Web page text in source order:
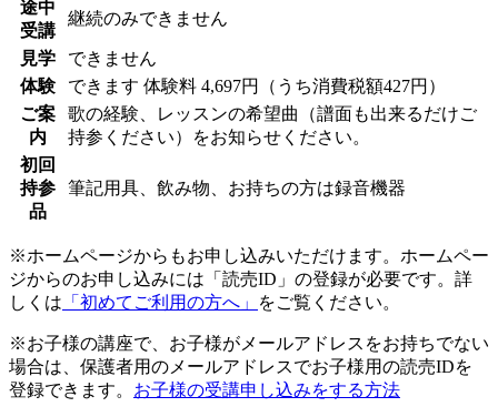
途中
受講
継続のみできません
見学
できません
体験
できます 体験料 4,697円（うち消費税額427円）
ご案
内
歌の経験、レッスンの希望曲（譜面も出来るだけご
持参ください）をお知らせください。
初回
持参
品
筆記用具、飲み物、お持ちの方は録音機器
※ホームページからもお申し込みいただけます。ホームペー
ジからのお申し込みには「読売ID」の登録が必要です。詳
しくは 「初めてご利用の方へ」 をご覧ください。
※お子様の講座で、お子様がメールアドレスをお持ちでない
場合は、保護者用のメールアドレスでお子様用の読売IDを
登録できます。 お子様の受講申し込みをする方法